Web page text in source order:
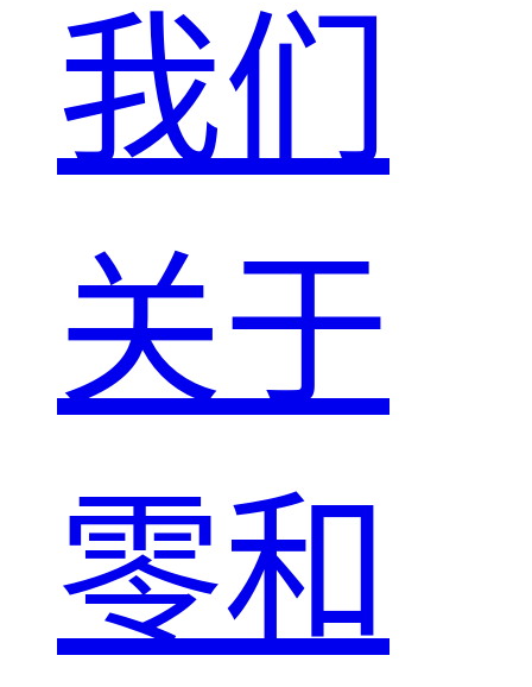
我们
关于
零和